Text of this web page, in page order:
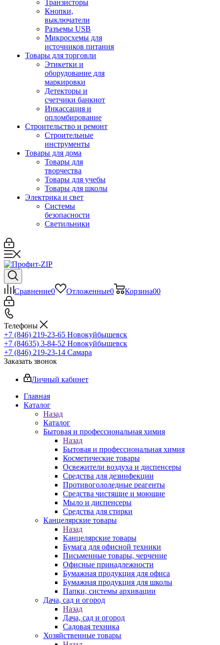
Транзисторы
Кнопки,
выключатели
Разъемы USB
Микросхемы для
источников питания
Товары для торговли
Этикетки и
оборудование для
маркировки
Детекторы и
счетчики банкнот
Инкассация и
опломбирование
Строительство и ремонт
Строительные
инструменты
Товары для дома
Товары для
творчества
Товары для учебы
Товары для школы
Электрика и свет
Системы
безопасности
Светильники
Сравнение0 Отложенные0 Корзина00
Телефоны
+7 (846) 219-23-65 Новокуйбышевск
+7 (84635) 3-84-52 Новокуйбышевск
+7 (846) 219-23-14 Самара
Заказать звонок
Личный кабинет
Главная
Каталог
Назад
Каталог
Бытовая и профессиональная химия
Назад
Бытовая и профессиональная химия
Косметические товары
Освежители воздуха и диспенсеры
Средства для дезинфекции
Противогололедные реагенты
Средства чистящие и моющие
Мыло и диспенсеры
Средства для стирки
Канцелярские товары
Назад
Канцелярские товары
Бумага для офисной техники
Письменные товары, черчение
Офисные принадлежности
Бумажная продукция для офиса
Бумажная продукция для школы
Папки, системы архивации
Дача, сад и огород
Назад
Дача, сад и огород
Садовая техника
Хозяйственные товары